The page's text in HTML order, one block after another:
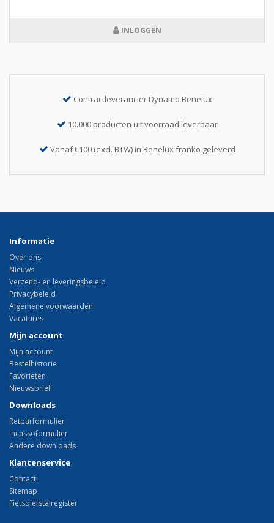
INLOGGEN
Contractleverancier Dynamo Benelux
10.000 producten uit voorraad leverbaar
Vanaf €100 (excl. BTW) in Benelux franko geleverd
Informatie
Over ons
Nieuws
Verzend- en leveringsbeleid
Privacybeleid
Algemene voorwaarden
Vacatures
Mijn account
Mijn account
Bestelhistorie
Favorieten
Nieuwsbrief
Downloads
Retourformulier
Incassoformulier
Andere downloads
Klantenservice
Contact
Sitemap
Fietsdiefstalregister